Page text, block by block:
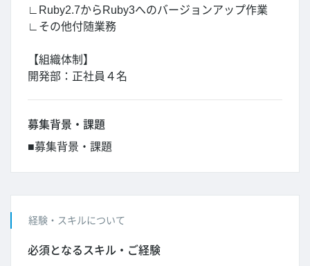
∟Ruby2.7からRuby3へのバージョンアップ作業
∟その他付随業務
【組織体制】
開発部：正社員４名
募集背景・課題
■募集背景・課題
経験・スキルについて
必須となるスキル・ご経験